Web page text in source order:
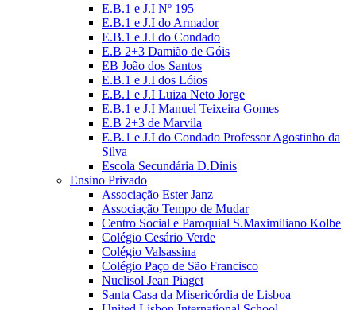
E.B.1 e J.I Nº 195
E.B.1 e J.I do Armador
E.B.1 e J.I do Condado
E.B 2+3 Damião de Góis
EB João dos Santos
E.B.1 e J.I dos Lóios
E.B.1 e J.I Luiza Neto Jorge
E.B.1 e J.I Manuel Teixeira Gomes
E.B 2+3 de Marvila
E.B.1 e J.I do Condado Professor Agostinho da
Silva
Escola Secundária D.Dinis
Ensino Privado
Associação Ester Janz
Associação Tempo de Mudar
Centro Social e Paroquial S.Maximiliano Kolbe
Colégio Cesário Verde
Colégio Valsassina
Colégio Paço de São Francisco
Nuclisol Jean Piaget
Santa Casa da Misericórdia de Lisboa